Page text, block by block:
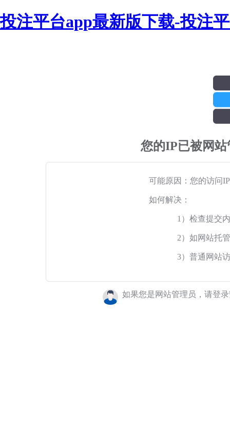
投注平台app最新版下载-投注
您的IP已被网
可能原因：您的访问
如何解决：
1）检查提交
2）如网站托
3）普通网站
如果您是网站管理员，请登